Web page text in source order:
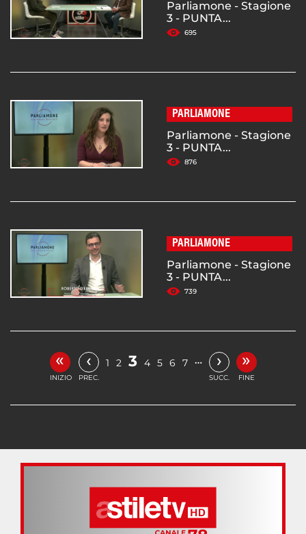
Parliamone - Stagione
3 - PUNTA...
695
PARLIAMONE
Parliamone - Stagione
3 - PUNTA...
876
PARLIAMONE
Parliamone - Stagione
3 - PUNTA...
739
«
INIZIO
‹
PREC.
1 2 3 4 5 6 7 … ›
SUCC.
»
FINE